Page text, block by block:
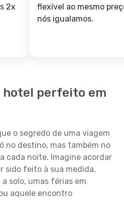
2x
flexível ao mesmo
nós igualamos.
hotel perfeito em
o segredo de uma viagem
no destino, mas também no
cada noite. Imagine acordar
sido feito à sua medida,
solo, umas férias em
aquele encontro